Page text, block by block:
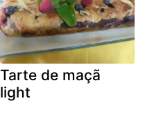
Tarte de maçã
light